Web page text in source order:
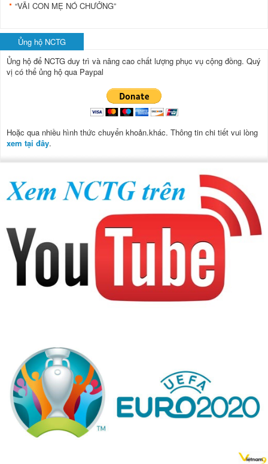
“VÃI CON MẸ NÓ CHƯỞNG”
Ủng hộ NCTG
Ủng hộ để NCTG duy trì và nâng cao chất lượng phục vụ cộng đồng. Quý
vị có thể ủng hộ qua Paypal
Hoặc qua nhiều hình thức chuyển khoản.khác. Thông tin chi tiết vui lòng
xem tại đây.